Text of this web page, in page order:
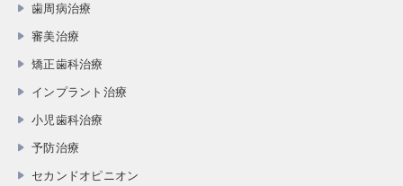
歯周病治療
審美治療
矯正歯科治療
インプラント治療
小児歯科治療
予防治療
セカンドオピニオン